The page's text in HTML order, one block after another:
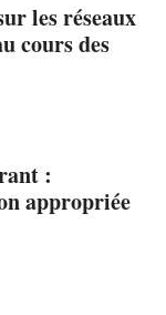
les réseaux
cours des
:
appropriée